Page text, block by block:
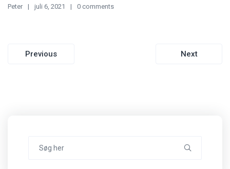
Peter juli 6, 2021 0 comments
Indlægsnavigation
Previous Next